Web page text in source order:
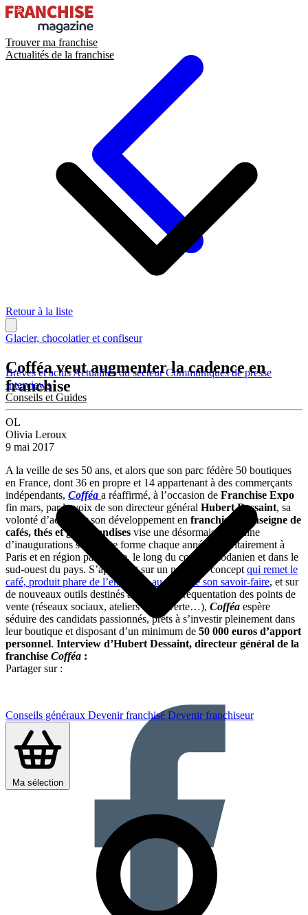
Trouver ma franchise
Actualités de la franchise
Brèves et actusActualités du secteurCommuniqués de presse
Interviews
Conseils et Guides
Conseils généraux Devenir franchisé Devenir franchiseur
Ma sélection
Retour à la liste
Glacier, chocolatier et confiseur
Cofféa veut augmenter la cadence en
franchise
OL
Olivia Leroux
9 mai 2017
A la veille de ses 50 ans, et alors que son parc fédère 50 boutiques
en France, dont 36 en propre et 14 appartenant à des commerçants
indépendants, Cofféa a réaffirmé, à l’occasion de Franchise Expo
fin mars, par la voix de son directeur général Hubert Dessaint, sa
volonté d’accélérer son développement en franchise
enseigne de
cafés, thés et gourmandises vise une désormais quinzaine
d’inaugurations sous cette forme chaque année. Prioritairement à
Paris et en région parisienne, le long du couloir rhodanien et dans le
sud-ouest du pays. S’appuyant sur un nouveau concept qui remet le
café, produit phare de l’enseigne, au cœur de son savoir-faire, et sur
de nouveaux outils destinés à booster la fréquentation des points de
vente (réseaux sociaux, ateliers découverte…), Cofféa espère
séduire des candidats passionnés, prêts à s’investir pleinement dans
leur boutique et disposant d’un minimum de 50 000 euros d’apport
personnel. Interview d’Hubert Dessaint, directeur général de la
franchise Cofféa :
Partager sur :